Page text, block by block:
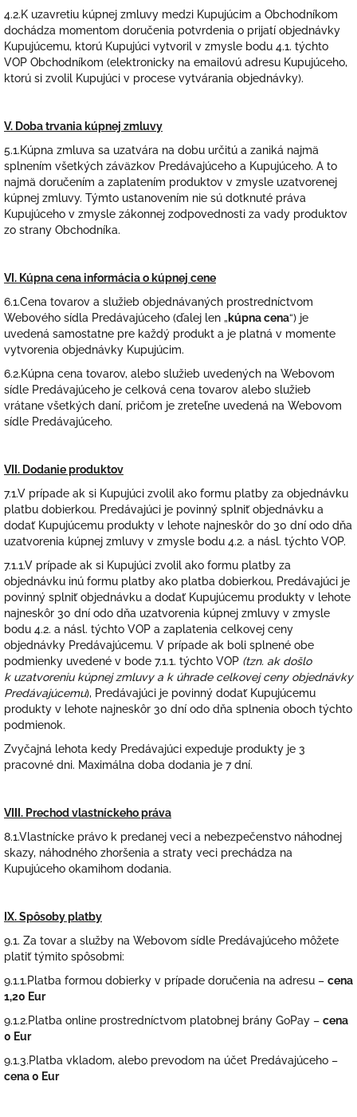
4.2.K uzavretiu kúpnej zmluvy medzi Kupujúcim a Obchodníkom
dochádza momentom doručenia potvrdenia o prijatí objednávky
Kupujúcemu, ktorú Kupujúci vytvoril v zmysle bodu 4.1. týchto
VOP Obchodníkom (elektronicky na emailovú adresu Kupujúceho,
ktorú si zvolil Kupujúci v procese vytvárania objednávky).
V. Doba trvania kúpnej zmluvy
5.1.Kúpna zmluva sa uzatvára na dobu určitú a zaniká najmä
splnením všetkých záväzkov Predávajúceho a Kupujúceho. A to
najmä doručením a zaplatením produktov v zmysle uzatvorenej
kúpnej zmluvy. Týmto ustanovením nie sú dotknuté práva
Kupujúceho v zmysle zákonnej zodpovednosti za vady produktov
zo strany Obchodníka.
VI. Kúpna cena informácia o kúpnej cene
6.1.Cena tovarov a služieb objednávaných prostredníctvom
Webového sídla Predávajúceho (ďalej len „kúpna cena“) je
uvedená samostatne pre každý produkt a je platná v momente
vytvorenia objednávky Kupujúcim.
6.2.Kúpna cena tovarov, alebo služieb uvedených na Webovom
sídle Predávajúceho je celková cena tovarov alebo služieb
vrátane všetkých daní, pričom je zreteľne uvedená na Webovom
sídle Predávajúceho.
VII. Dodanie produktov
7.1.V prípade ak si Kupujúci zvolil ako formu platby za objednávku
platbu dobierkou. Predávajúci je povinný splniť objednávku a
dodať Kupujúcemu produkty v lehote najneskôr do 30 dní odo dňa
uzatvorenia kúpnej zmluvy v zmysle bodu 4.2. a násl. týchto VOP.
7.1.1.V prípade ak si Kupujúci zvolil ako formu platby za
objednávku inú formu platby ako platba dobierkou, Predávajúci je
povinný splniť objednávku a dodať Kupujúcemu produkty v lehote
najneskôr 30 dní odo dňa uzatvorenia kúpnej zmluvy v zmysle
bodu 4.2. a násl. týchto VOP a zaplatenia celkovej ceny
objednávky Predávajúcemu. V prípade ak boli splnené obe
podmienky uvedené v bode 7.1.1. týchto VOP (tzn. ak došlo
k uzatvoreniu kúpnej zmluvy a k úhrade celkovej ceny objednávky
Predávajúcemu), Predávajúci je povinný dodať Kupujúcemu
produkty v lehote najneskôr 30 dní odo dňa splnenia oboch týchto
podmienok.
Zvyčajná lehota kedy Predávajúci expeduje produkty je 3
pracovné dni. Maximálna doba dodania je 7 dní.
VIII. Prechod vlastníckeho práva
8.1.Vlastnícke právo k predanej veci a nebezpečenstvo náhodnej
skazy, náhodného zhoršenia a straty veci prechádza na
Kupujúceho okamihom dodania.
IX. Spôsoby platby
9.1. Za tovar a služby na Webovom sídle Predávajúceho môžete
platiť týmito spôsobmi:
9.1.1.Platba formou dobierky v prípade doručenia na adresu – cena
1,20 Eur
9.1.2.Platba online prostredníctvom platobnej brány GoPay – cena
0 Eur
9.1.3.Platba vkladom, alebo prevodom na účet Predávajúceho –
cena 0 Eur